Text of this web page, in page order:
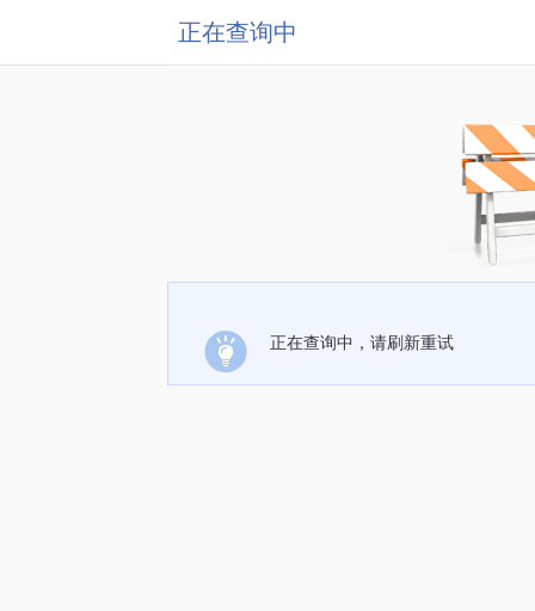
正在查询中
正在查询中，请刷新重试